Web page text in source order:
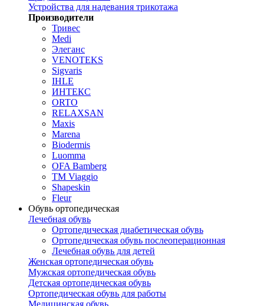
Устройства для надевания трикотажа
Производители
Тривес
Medi
Элеганс
VENOTEKS
Sigvaris
IHLE
ИНТЕКС
ORTO
RELAXSAN
Maxis
Marena
Biodermis
Luomma
OFA Bamberg
TM Viaggio
Shapeskin
Fleur
Обувь ортопедическая
Лечебная обувь
Ортопедическая диабетическая обувь
Ортопедическая обувь послеоперационная
Лечебная обувь для детей
Женская ортопедическая обувь
Мужская ортопедическая обувь
Детская ортопедическая обувь
Ортопедическая обувь для работы
Медицинская обувь